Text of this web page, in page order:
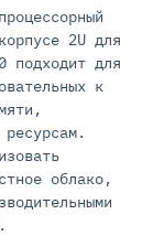
2U для
подходит для
к
облако,